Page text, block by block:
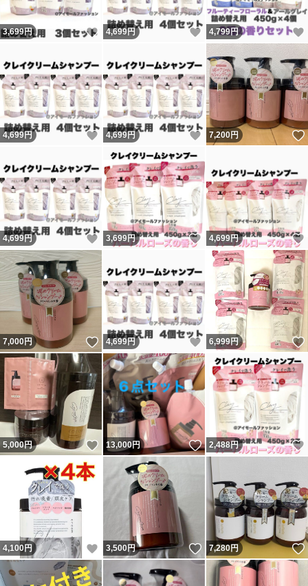
3,699円 いいね！
4,699円 いいね！
4,799円
4,699円 いいね！
4,699円 いいね！
7,200円
4,699円 いいね！
3,699円 いいね！
4,699円
7,000円 いいね！
4,699円 いいね！
6,999円
5,000円 いいね！
13,000円 いいね！
2,488円
4,100円 いいね！
3,500円 いいね！
7,280円